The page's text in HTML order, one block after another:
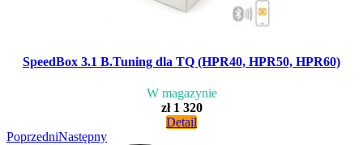
SpeedBox 3.1 B.Tuning dla TQ (HPR40, HPR50, HPR60)
W magazynie
zł 1 320
Detail
PoprzedniNastępny